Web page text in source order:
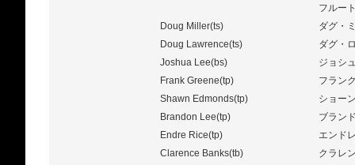
フルー
Doug Miller(ts)
ダグ・
Doug Lawrence(ts)
ダグ・
Joshua Lee(bs)
ジョシ
Frank Greene(tp)
フラン
Shawn Edmonds(tp)
ショー
Brandon Lee(tp)
ブラン
Endre Rice(tp)
エンド
Clarence Banks(tb)
クラレ